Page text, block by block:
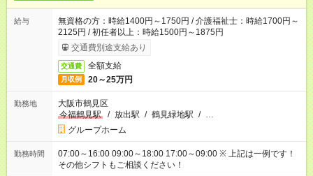
給与
無資格の方：時給1400円～1750円 / 介護福祉士：時給1700円～
2125円 / 初任者以上：時給1500円～1875円
交通費別途支給あり
交通費 全額支給
月収例 20～25万円
勤務地
大阪市鶴見区
今福鶴見駅
/ 放出駅 / 鶴見緑地駅 / …
グループホーム
勤務時間
07:00～16:00 09:00～18:00 17:00～09:00 ※ 上記は一例です！
その他シフトもご相談ください！